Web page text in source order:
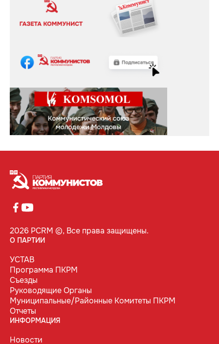
2026 PCRM ©, Все права защищены.
О ПАРТИИ
УСТАВ
Программа ПКРМ
Съезды
Руководящие Органы
Муниципальные/Районные Комитеты ПКРМ
Отчеты
ИНФОРМАЦИЯ
Новости